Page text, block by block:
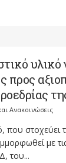
υλικό
προς
Ανακοινώσεις
που στοχεύει
με
του...